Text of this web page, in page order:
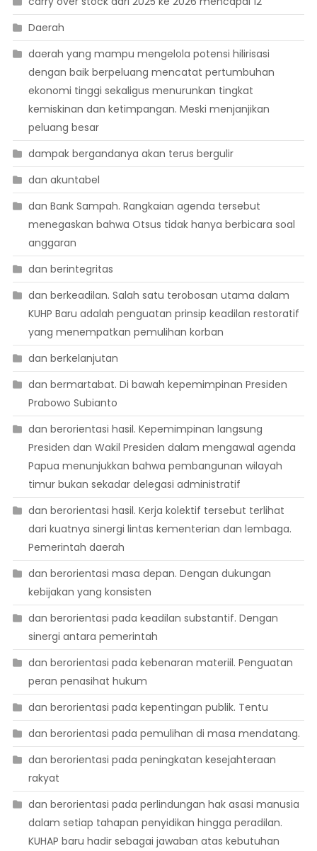
Daerah
daerah yang mampu mengelola potensi hilirisasi
dengan baik berpeluang mencatat pertumbuhan
ekonomi tinggi sekaligus menurunkan tingkat
kemiskinan dan ketimpangan. Meski menjanjikan
peluang besar
dampak bergandanya akan terus bergulir
dan akuntabel
dan Bank Sampah. Rangkaian agenda tersebut
menegaskan bahwa Otsus tidak hanya berbicara soal
anggaran
dan berintegritas
dan berkeadilan. Salah satu terobosan utama dalam
KUHP Baru adalah penguatan prinsip keadilan restoratif
yang menempatkan pemulihan korban
dan berkelanjutan
dan bermartabat. Di bawah kepemimpinan Presiden
Prabowo Subianto
dan berorientasi hasil. Kepemimpinan langsung
Presiden dan Wakil Presiden dalam mengawal agenda
Papua menunjukkan bahwa pembangunan wilayah
timur bukan sekadar delegasi administratif
dan berorientasi hasil. Kerja kolektif tersebut terlihat
dari kuatnya sinergi lintas kementerian dan lembaga.
Pemerintah daerah
dan berorientasi masa depan. Dengan dukungan
kebijakan yang konsisten
dan berorientasi pada keadilan substantif. Dengan
sinergi antara pemerintah
dan berorientasi pada kebenaran materiil. Penguatan
peran penasihat hukum
dan berorientasi pada kepentingan publik. Tentu
dan berorientasi pada pemulihan di masa mendatang.
dan berorientasi pada peningkatan kesejahteraan
rakyat
dan berorientasi pada perlindungan hak asasi manusia
dalam setiap tahapan penyidikan hingga peradilan.
KUHAP baru hadir sebagai jawaban atas kebutuhan